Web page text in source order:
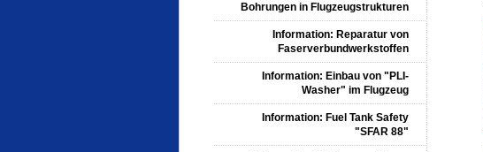
Bohrungen in Flugzeugstrukturen
Information: Reparatur von
Faserverbundwerkstoffen
Information: Einbau von "PLI-
Washer" im Flugzeug
Information: Fuel Tank Safety
"SFAR 88"